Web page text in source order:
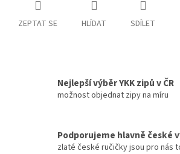
ZEPTAT SE HLÍDAT SDÍLET
Nejlepší výběr YKK zipů v ČR
možnost objednat zipy na míru
Podporujeme hlavně české
zlaté české ručičky jsou pro nás